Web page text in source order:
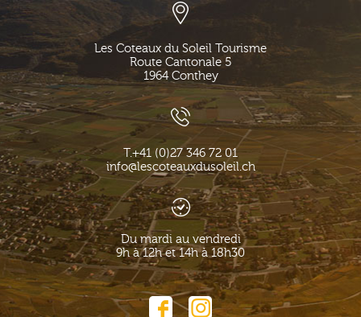
Les Coteaux du Soleil Tourisme
Route Cantonale 5
1964 Conthey
T.+41 (0)27 346 72 01
info@lescoteauxdusoleil.ch
Du mardi au vendredi
9h à 12h et 14h à 18h30